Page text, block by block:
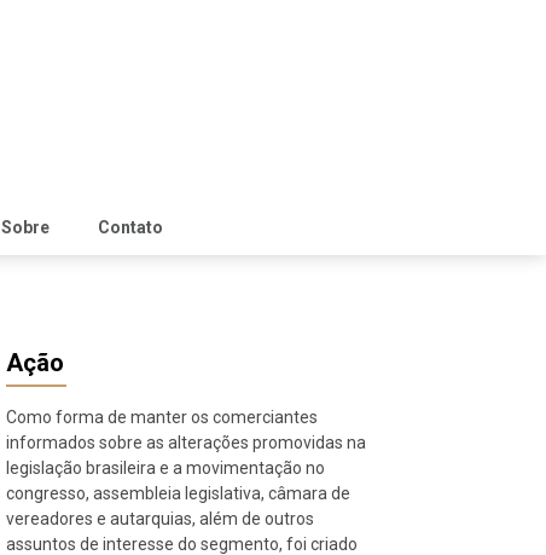
Sobre Contato
Ação
Como forma de manter os comerciantes
informados sobre as alterações promovidas na
legislação brasileira e a movimentação no
congresso, assembleia legislativa, câmara de
vereadores e autarquias, além de outros
assuntos de interesse do segmento, foi criado